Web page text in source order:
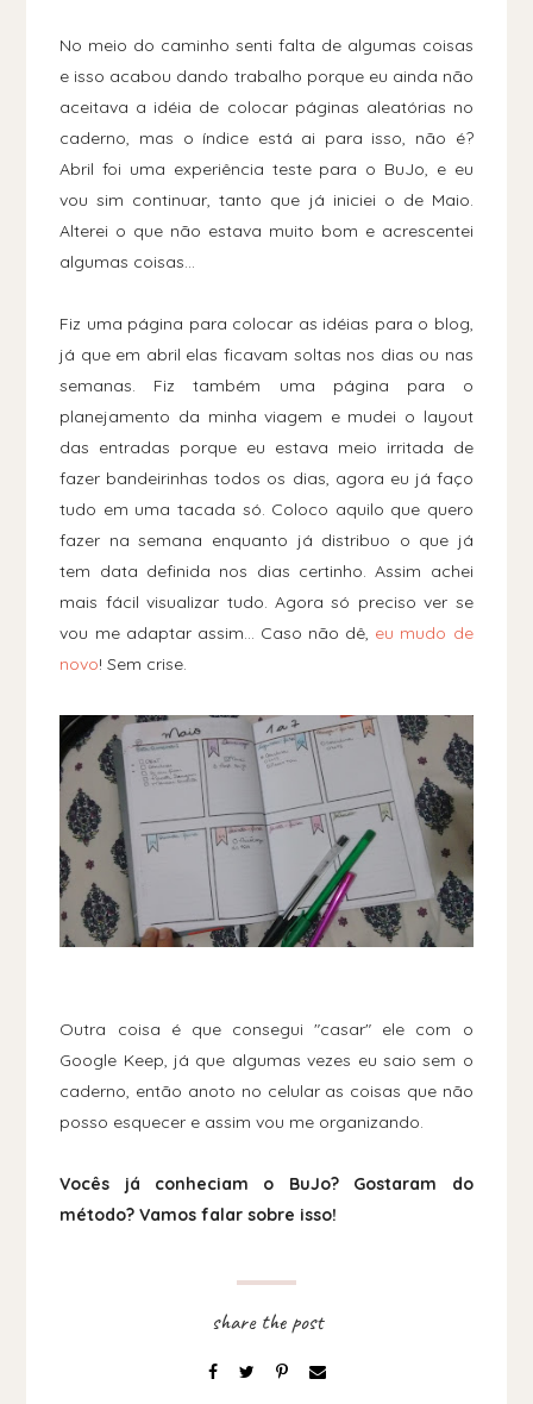
No meio do caminho senti falta de algumas coisas
e isso acabou dando trabalho porque eu ainda não
aceitava a idéia de colocar páginas aleatórias no
caderno, mas o índice está ai para isso, não é?
Abril foi uma experiência teste para o BuJo, e eu
vou sim continuar, tanto que já iniciei o de Maio.
Alterei o que não estava muito bom e acrescentei
algumas coisas...
Fiz uma página para colocar as idéias para o blog,
já que em abril elas ficavam soltas nos dias ou nas
semanas. Fiz também uma página para o
planejamento da minha viagem e mudei o layout
das entradas porque eu estava meio irritada de
fazer bandeirinhas todos os dias, agora eu já faço
tudo em uma tacada só. Coloco aquilo que quero
fazer na semana enquanto já distribuo o que já
tem data definida nos dias certinho. Assim achei
mais fácil visualizar tudo. Agora só preciso ver se
vou me adaptar assim... Caso não dê, eu mudo de
novo! Sem crise.
Outra coisa é que consegui "casar" ele com o
Google Keep, já que algumas vezes eu saio sem o
caderno, então anoto no celular as coisas que não
posso esquecer e assim vou me organizando.
Vocês já conheciam o BuJo? Gostaram do
método? Vamos falar sobre isso!